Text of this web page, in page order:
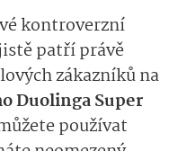
kontroverzní
patří právě
zákazníků na
Duolinga Super
používat